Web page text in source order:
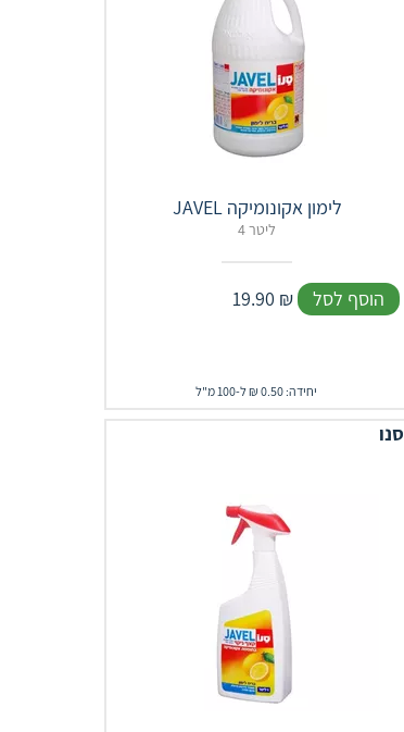
JAVEL לימון אקונומיקה
4 ליטר
19.90 ₪ הוסף לסל
יחידה: 0.50 ₪ ל-100 מ"ל
סנו